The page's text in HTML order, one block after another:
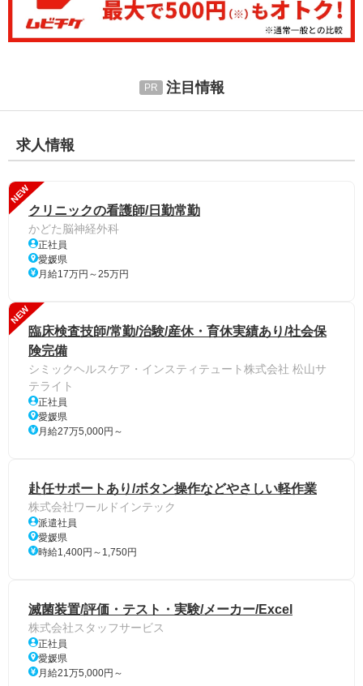
注目情報
求人情報
NEW
クリニックの看護師/日勤常勤
かどた脳神経外科
正社員
愛媛県
月給17万円～25万円
NEW
臨床検査技師/常勤/治験/産休・育休実績あり/社会保
険完備
シミックヘルスケア・インスティテュート株式会社 松山サ
テライト
正社員
愛媛県
月給27万5,000円～
赴任サポートあり/ボタン操作などやさしい軽作業
株式会社ワールドインテック
派遣社員
愛媛県
時給1,400円～1,750円
滅菌装置/評価・テスト・実験/メーカー/Excel
株式会社スタッフサービス
正社員
愛媛県
月給21万5,000円～